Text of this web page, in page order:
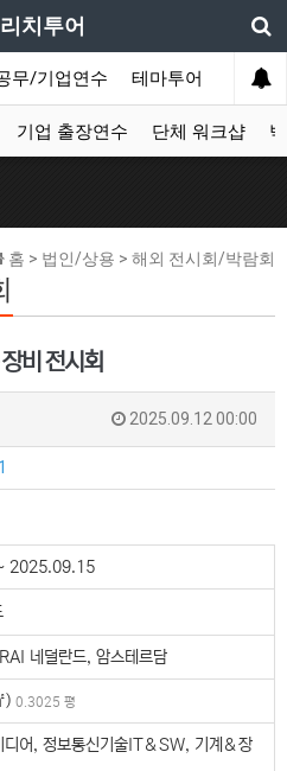
치투어
무/기업연수 테마투어 데이투
기업 출장연수 단체 워크샵
홈 > 법인/상용 > 해외 전시회/박람회
비 전시회
2025.09.12 00:00
2025.09.15
네덜란드, 암스테르담
) 0.3025 평
디어, 정보통신기술IT＆SW, 기계＆장